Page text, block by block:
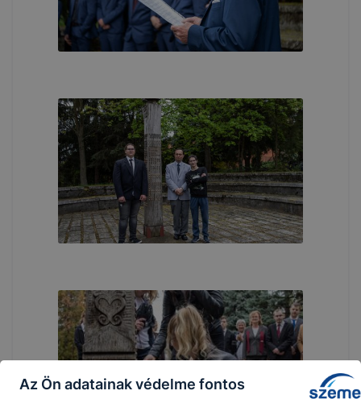
Az Ön adatainak védelme fontos